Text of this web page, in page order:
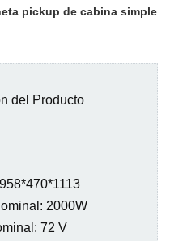
pickup de cabina simple
del Producto
2000W
72 V